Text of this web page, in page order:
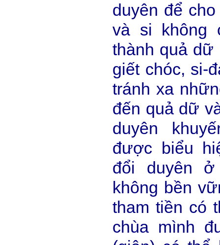
duyên để
và si không
thành quả dữ
giết chóc, si-
tránh xa
đến quả dữ
duyên
được biểu
đổi duyên
không bền
tham tiền có
chùa mình